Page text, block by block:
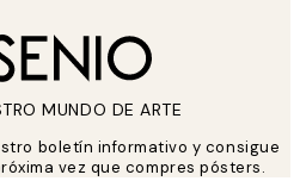
MUNDO DE ARTE
boletín informativo y consigue
vez que compres pósters.